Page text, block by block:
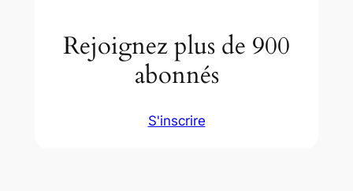
Rejoignez plus de 900
abonnés
S'inscrire